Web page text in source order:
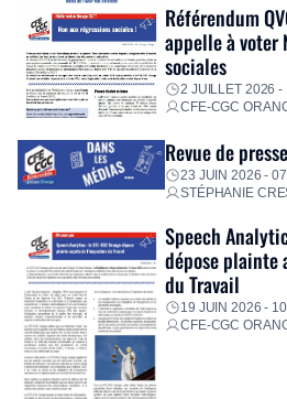
Référendum
appelle à voter
sociales
2 JUILLET 2026 -
CFE-CGC
Revue de
23 JUIN 2026 -
STÉPHANIE
Speech
dépose plainte
du Travail
19 JUIN 2026 -
CFE-CGC